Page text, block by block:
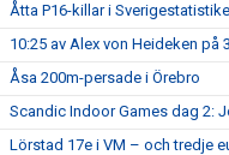
Åtta P16-killar i
10:25 av Alex von Heideken på
Åsa 200m-persade i Örebro
Scandic Indoor Games dag 2:
Lörstad 17e i VM – och tredje